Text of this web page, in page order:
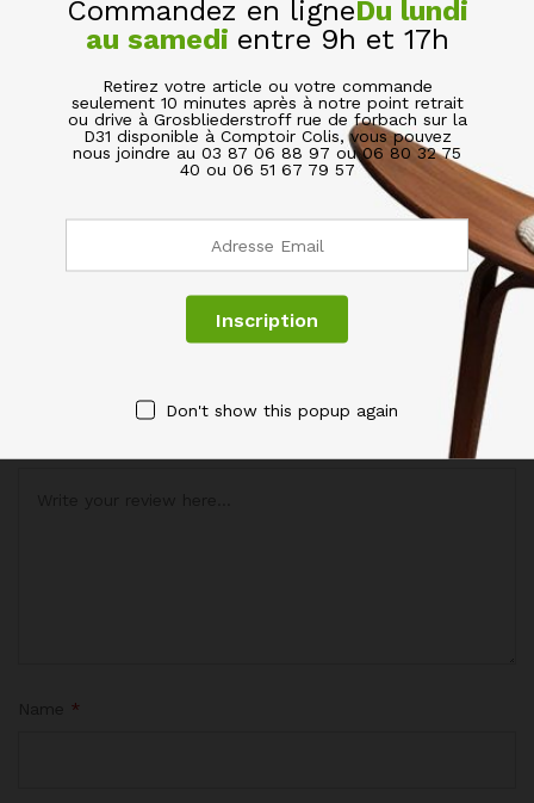
Informations complémentaires
10 kg
Dimensions
80 × 40 × 10 cm
BE THE FIRST TO REVIEW “TABLE BASSE RONDE
JOYA 2 ETAGÈRES MULTIFONCTIONNEL”
Votre adresse de messagerie ne sera pas publiée.
Votre évaluation de ce produit
*
Commandez en ligneDu lundi
au samedi entre 9h et 17h
Retirez votre article ou votre commande
seulement 10 minutes après à notre point retrait
ou drive à Grosbliederstroff rue de forbach sur la
D31 disponible à Comptoir Colis, vous pouvez
nous joindre au 03 87 06 88 97 ou 06 80 32 75
40 ou 06 51 67 79 57
Don't show this popup again